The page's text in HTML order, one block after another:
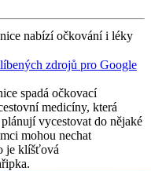
nabízí očkování i léky
zdrojů pro Google
spadá očkovací
medicíny, která
vycestovat do nějaké
mohou nechat
je klíšťová